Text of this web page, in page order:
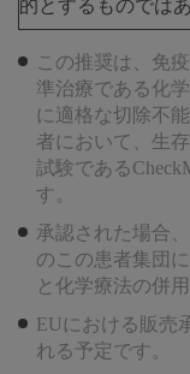
的とするものでは
この推奨は、免
準治療である化
に適格な切除不
者において、生
試験である
す。
承認された場合
のこの患者集団
と化学療法の併
EUにおける販売
れる予定です。